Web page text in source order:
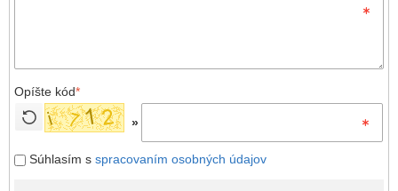
Opíšte kód*
»
Súhlasím s spracovaním osobných údajov